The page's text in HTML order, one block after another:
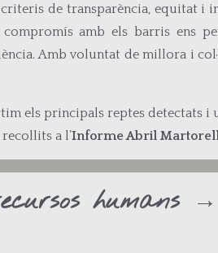
criteris de transparència, equitat i
amb els barris ens
Amb voluntat de millora i
els principals reptes detectats i
a l’Informe Abril
humans